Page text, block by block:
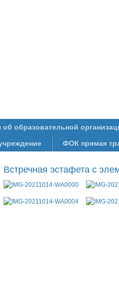
об образовательной
ФОК прямая
Встречная эстафета с